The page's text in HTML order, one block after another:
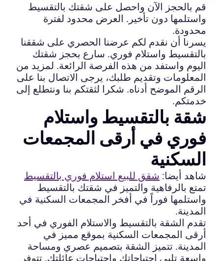
قم بالحجز الآن واحصل على شقتك بالتقسيط
واستلمها دون تأخير. العرض محدود لفترة
محدودة.
يسرنا أن نقدم لكم عرضنا الحصري على شققنا
بالتقسيط واستلام فوري. سارع بحجز شقتك
اليوم واستفد من هذه الفرصة الرائعة. لمزيد من
المعلومات وتقديم طلبك، يرجى الاتصال بنا على
الرقم الموضح أدناه. شكرا لثقتكم بنا ونتطلع إلى
خدمتكم.
شقة بالتقسيط واستلام
فوري في أرقى المجمعات
السكنية
شاهد أيضا: شقق للبيع استلام فوري بالتقسيط
تمتع بالرفاهية والتميز في شقتك بالتقسيط
واستلمها فوراً في أفخر المجمعات السكنية في
المدينة.
تقدم الشقة بالتقسيط والاستلام الفوري في أحد
أرقى المجمعات السكنية بموقع مميز في
المدينة. تتميز الشقة بتصميم عصري ومساحة
واسعة تلبي احتياجاتك واحتياجات عائلتك. تتوفر